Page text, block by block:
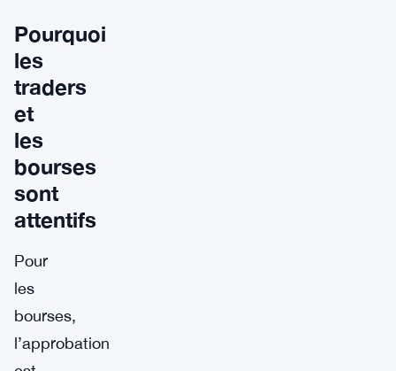
Pourquoi
les
traders
et
les
bourses
sont
attentifs
Pour
les
bourses,
l’approbation